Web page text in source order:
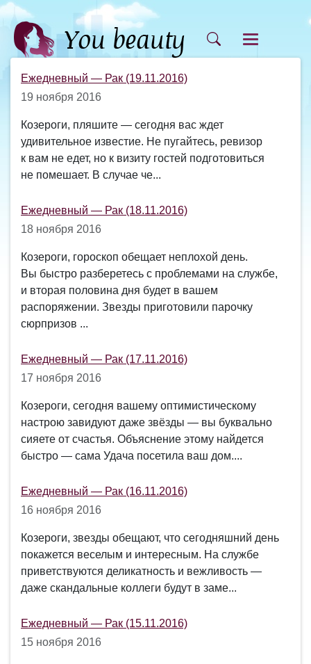
Ежедневный — Рак (19.11.2016)
19 ноября 2016
Козероги, пляшите — сегодня вас ждет
удивительное известие. Не пугайтесь, ревизор
к вам не едет, но к визиту гостей подготовиться
не помешает. В случае че...
Ежедневный — Рак (18.11.2016)
18 ноября 2016
Козероги, гороскоп обещает неплохой день.
Вы быстро разберетесь с проблемами на службе,
и вторая половина дня будет в вашем
распоряжении. Звезды приготовили парочку
сюрпризов ...
Ежедневный — Рак (17.11.2016)
17 ноября 2016
Козероги, сегодня вашему оптимистическому
настрою завидуют даже звёзды — вы буквально
сияете от счастья. Объяснение этому найдется
быстро — сама Удача посетила ваш дом....
Ежедневный — Рак (16.11.2016)
16 ноября 2016
Козероги, звезды обещают, что сегодняшний день
покажется веселым и интересным. На службе
приветствуются деликатность и вежливость —
даже скандальные коллеги будут в заме...
Ежедневный — Рак (15.11.2016)
15 ноября 2016